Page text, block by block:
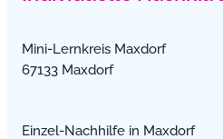
Mini-Lernkreis Maxdorf
67133 Maxdorf
Einzel-Nachhilfe in Maxdorf